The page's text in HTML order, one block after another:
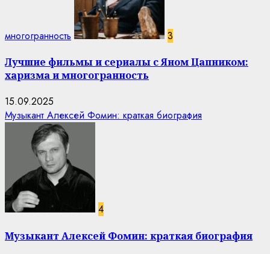
многогранность 3
Лучшие фильмы и сериалы с Яном Цапником:
харизма и многогранность
15.09.2025
Музыкант Алексей Фомин: краткая биография
4
Музыкант Алексей Фомин: краткая биография